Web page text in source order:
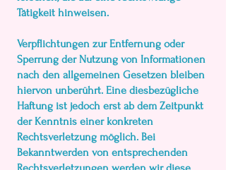
Tätigkeit hinweisen.
Verpflichtungen zur Entfernung oder
Sperrung der Nutzung von Informationen
nach den allgemeinen Gesetzen bleiben
hiervon unberührt. Eine diesbezügliche
Haftung ist jedoch erst ab dem Zeitpunkt
der Kenntnis einer konkreten
Rechtsverletzung möglich. Bei
Bekanntwerden von entsprechenden